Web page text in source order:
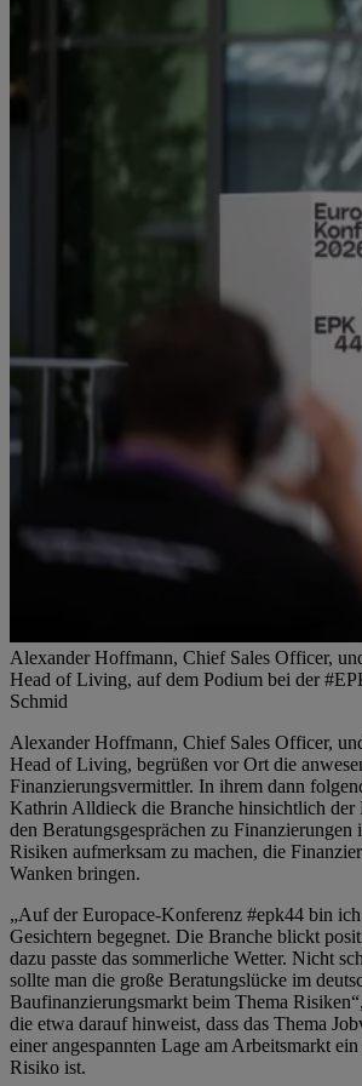
Alexander Hoffmann, Chief Sales Officer,
Head of Living, auf dem Podium bei der
Schmid
Alexander Hoffmann, Chief Sales Officer,
Head of Living, begrüßen vor Ort die
Finanzierungsvermittler. In ihrem dann
Kathrin Alldieck die Branche hinsichtlich
den Beratungsgesprächen zu Finanzierungen
Risiken aufmerksam zu machen, die
Wanken bringen.
„Auf der Europace-Konferenz #epk44 bin
Gesichtern begegnet. Die Branche blickt
dazu passte das sommerliche Wetter. Nicht
sollte man die große Beratungslücke im
Baufinanzierungsmarkt beim Thema
die etwa darauf hinweist, dass das Thema
einer angespannten Lage am Arbeitsmarkt
Risiko ist.